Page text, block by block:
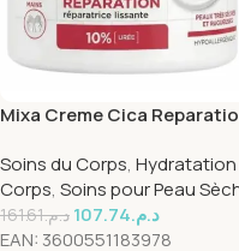
Mixa Creme Cica
Soins du Corps, Hydratation
Corps, Soins pour Peau
د.م.161.61 د.م.107.74
EAN: 3600551183978